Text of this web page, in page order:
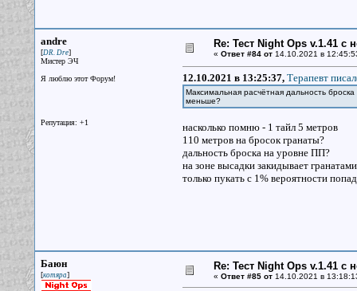
andre
[DR. Dre]
Мистер ЭЧ
Я люблю этот Форум!
Репутация: +1
Re: Тест Night Ops v.1.41 с
« Ответ #84 от14.10.2021 в
12.10.2021 в 13:25:37, Терапевт
Максимальная расчётная дальность
меньше?
насколько помню - 1 тайл 5 метров
110 метров на бросок гранаты?
дальность броска на уровне ПП?
на зоне высадки закидывает
только пукать с 1% вероятности
Баюн
[котяра]
Re: Тест Night Ops v.1.41 с
« Ответ #85 от14.10.2021 в